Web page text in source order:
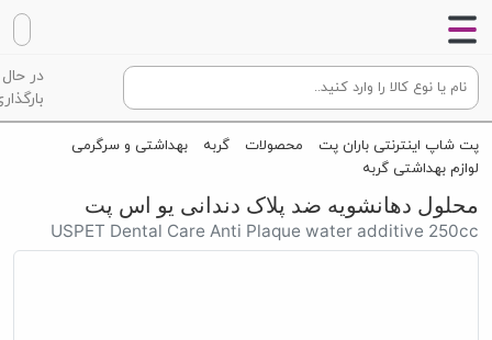
در حال
پت شاپ اینترنتی باران پت محصولات گربه
بهداشتی و سرگرمی
لوازم بهداشتی گربه
محلول دهانشویه ضد پلاک دندانی یو اس پت
USPET Dental Care Anti Plaque water additive 250cc